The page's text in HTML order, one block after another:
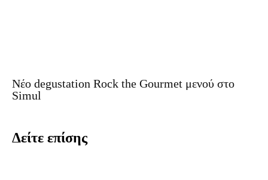
Νέο degustation Rock the Gourmet μενού στο
Simul
Δείτε επίσης